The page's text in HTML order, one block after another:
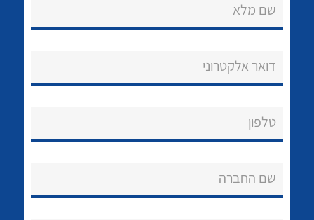
הצוות שלנו
שירותי תמיכה
לכל מוצרי היצרן לכל מוצרי היצרן
שם מלא
דואר אלקטרוני
טלפון
שם החברה